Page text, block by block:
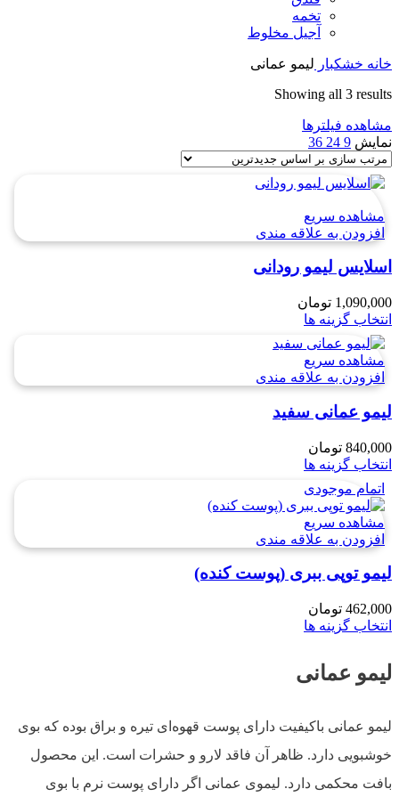
تخمه
آجیل مخلوط
خانه خشکبار لیمو عمانی
Showing all 3 results
مشاهده فیلترها
نمایش 9
24
36
مشاهده سریع
افزودن به علاقه مندی
اسلایس لیمو رودانی
1,090,000 تومان
انتخاب گزینه ها
مشاهده سریع
افزودن به علاقه مندی
لیمو عمانی سفید
840,000 تومان
انتخاب گزینه ها
اتمام موجودی
مشاهده سریع
افزودن به علاقه مندی
لیمو توپی ببری (پوست کنده)
462,000 تومان
انتخاب گزینه ها
لیمو عمانی
لیمو عمانی باکیفیت دارای پوست قهوه‌ای تیره و براق بوده که بوی
خوشبویی دارد. ظاهر آن فاقد لارو و حشرات است. این محصول
بافت محکمی دارد. لیموی عمانی اگر دارای پوست نرم با بوی